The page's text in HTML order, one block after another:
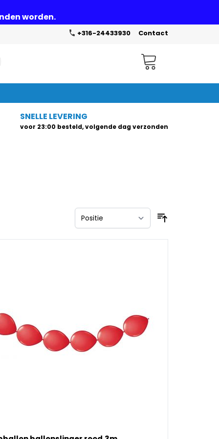
worden.
+316-24433930 Contact
Winkelwagen
SNELLE LEVERING
voor 23:00 besteld, volgende dag verzonden